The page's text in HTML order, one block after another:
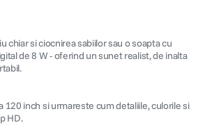
chiar si ciocnirea sabiilor sau o soapta cu
de 8 W - oferind un sunet realist, de inalta
inch si urmareste cum detaliile, culorile si
HD.